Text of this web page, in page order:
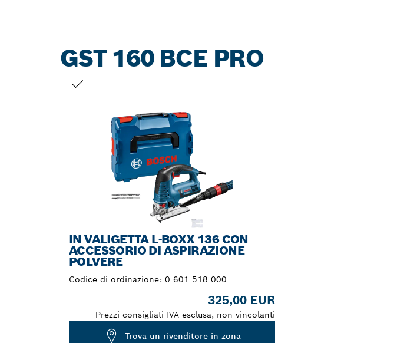
GST 160 BCE PRO
IN VALIGETTA L-BOXX 136 CON
ACCESSORIO DI ASPIRAZIONE
POLVERE
Codice di ordinazione: 0 601 518 000
325,00 EUR
Prezzi consigliati IVA esclusa, non vincolanti
Trova un rivenditore in zona